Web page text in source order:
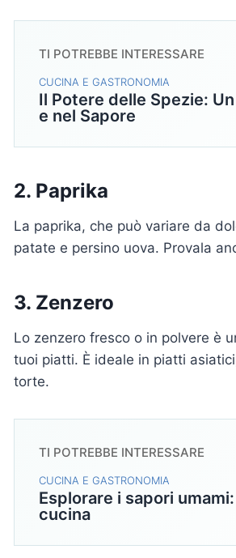
TI POTREBBE INTERESSARE
CUCINA E GASTRONOMIA
Il Potere delle Spezie:
e nel Sapore
2. Paprika
La paprika, che può variare da
patate e persino uova. Provala
3. Zenzero
Lo zenzero fresco o in polvere è
tuoi piatti. È ideale in piatti
torte.
TI POTREBBE INTERESSARE
CUCINA E GASTRONOMIA
Esplorare i sapori
cucina